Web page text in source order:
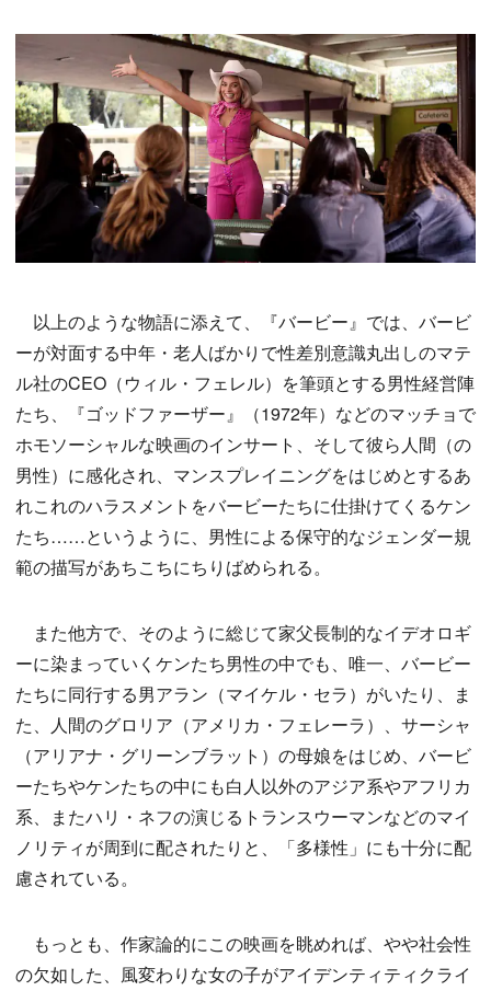
以上のような物語に添えて、『バービー』では、バービ
ーが対面する中年・老人ばかりで性差別意識丸出しのマテ
ル社のCEO（ウィル・フェレル）を筆頭とする男性経営陣
たち、『ゴッドファーザー』（1972年）などのマッチョで
ホモソーシャルな映画のインサート、そして彼ら人間（の
男性）に感化され、マンスプレイニングをはじめとするあ
れこれのハラスメントをバービーたちに仕掛けてくるケン
たち……というように、男性による保守的なジェンダー規
範の描写があちこちにちりばめられる。
また他方で、そのように総じて家父長制的なイデオロギ
ーに染まっていくケンたち男性の中でも、唯一、バービー
たちに同行する男アラン（マイケル・セラ）がいたり、ま
た、人間のグロリア（アメリカ・フェレーラ）、サーシャ
（アリアナ・グリーンブラット）の母娘をはじめ、バービ
ーたちやケンたちの中にも白人以外のアジア系やアフリカ
系、またハリ・ネフの演じるトランスウーマンなどのマイ
ノリティが周到に配されたりと、「多様性」にも十分に配
慮されている。
もっとも、作家論的にこの映画を眺めれば、やや社会性
の欠如した、風変わりな女の子がアイデンティティクライ